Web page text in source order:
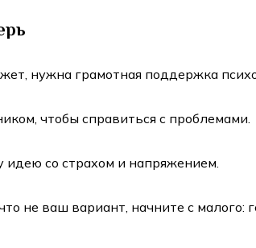
нужна грамотная поддержка
чтобы справиться с проблемами.
идею со страхом и напряжением.
не ваш вариант, начните с